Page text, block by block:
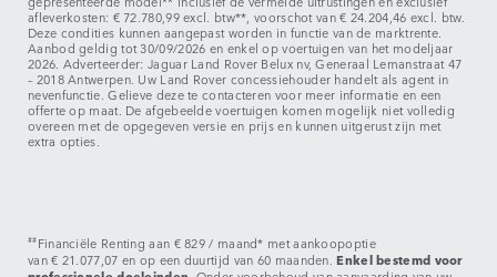
afleverkosten: € 72.780,99 excl. btw**, voorschot van € 24.204,46 excl. btw.
Deze condities kunnen aangepast worden in functie van de marktrente.
Aanbod geldig tot 30/09/2026 en enkel op voertuigen van het modeljaar
2026. Adverteerder: Jaguar Land Rover Belux nv, Generaal Lemanstraat 47
– 2018 Antwerpen. Uw Land Rover concessiehouder handelt als agent in
nevenfunctie. Gelieve deze te contacteren voor meer informatie en een
offerte op maat. De afgebeelde voertuigen komen mogelijk niet volledig
overeen met de opgegeven versie en prijs en kunnen uitgerust zijn met
extra opties.
## Financiële Renting aan € 829 / maand* met aankoopoptie
van € 21.077,07 en op een duurtijd van 60 maanden.Enkel bestemd voor